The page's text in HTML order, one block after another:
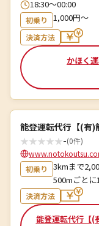
18:30～00:00
初乗り 1,000円～
決済方法
かほく
能登運転代行【(有)
★★★★★-(0件)
初乗り
3kmまで
500mごとに
決済方法
能登運転代行【(